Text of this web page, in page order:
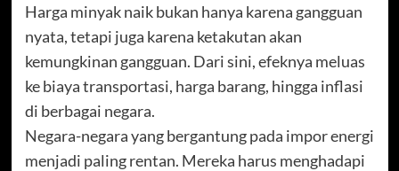
Harga minyak naik bukan hanya karena gangguan
nyata, tetapi juga karena ketakutan akan
kemungkinan gangguan. Dari sini, efeknya meluas
ke biaya transportasi, harga barang, hingga inflasi
di berbagai negara.
Negara-negara yang bergantung pada impor energi
menjadi paling rentan. Mereka harus menghadapi